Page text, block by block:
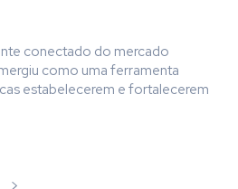
conectado do mercado
como uma ferramenta
estabelecerem e fortalecerem